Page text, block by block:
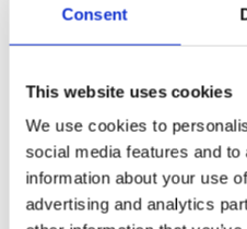
Consent
This website uses cookies
We use cookies to
social media features and
information about your use
advertising and analytics
More Items